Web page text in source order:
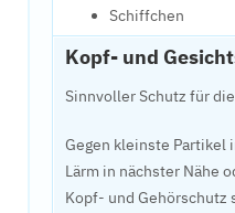
Schiffchen
Kopf- und
Sinnvoller Schutz für
Gegen kleinste Partikel
Lärm in nächster Nähe
Kopf- und Gehörschutz